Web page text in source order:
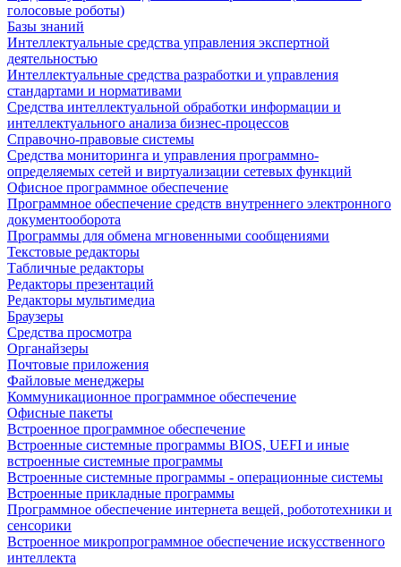
голосовые роботы)
Базы знаний
Интеллектуальные средства управления экспертной
деятельностью
Интеллектуальные средства разработки и управления
стандартами и нормативами
Средства интеллектуальной обработки информации и
интеллектуального анализа бизнес-процессов
Справочно-правовые системы
Средства мониторинга и управления программно-
определяемых сетей и виртуализации сетевых функций
Офисное программное обеспечение
Программное обеспечение средств внутреннего электронного
документооборота
Программы для обмена мгновенными сообщениями
Текстовые редакторы
Табличные редакторы
Редакторы презентаций
Редакторы мультимедиа
Браузеры
Средства просмотра
Органайзеры
Почтовые приложения
Файловые менеджеры
Коммуникационное программное обеспечение
Офисные пакеты
Встроенное программное обеспечение
Встроенные системные программы BIOS, UEFI и иные
встроенные системные программы
Встроенные системные программы - операционные системы
Встроенные прикладные программы
Программное обеспечение интернета вещей, робототехники и
сенсорики
Встроенное микропрограммное обеспечение искусственного
интеллекта